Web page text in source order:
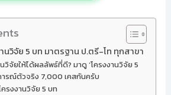
นวิจัย 5 บท มาตรฐาน ป.ตรี-โท ทุกสาขา
วิจัยให้ได้ผลลัพธ์ที่ดี? มาดู ‘โครงงานวิจัย 5
ารณ์ตัวจริง 7,000 เคสกันครับ
รงงานวิจัย 5 บท